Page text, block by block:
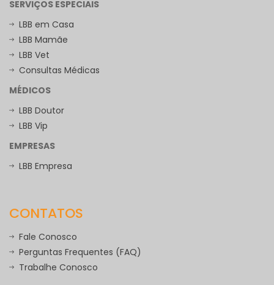
SERVIÇOS ESPECIAIS
LBB em Casa
LBB Mamãe
LBB Vet
Consultas Médicas
MÉDICOS
LBB Doutor
LBB Vip
EMPRESAS
LBB Empresa
CONTATOS
Fale Conosco
Perguntas Frequentes (FAQ)
Trabalhe Conosco